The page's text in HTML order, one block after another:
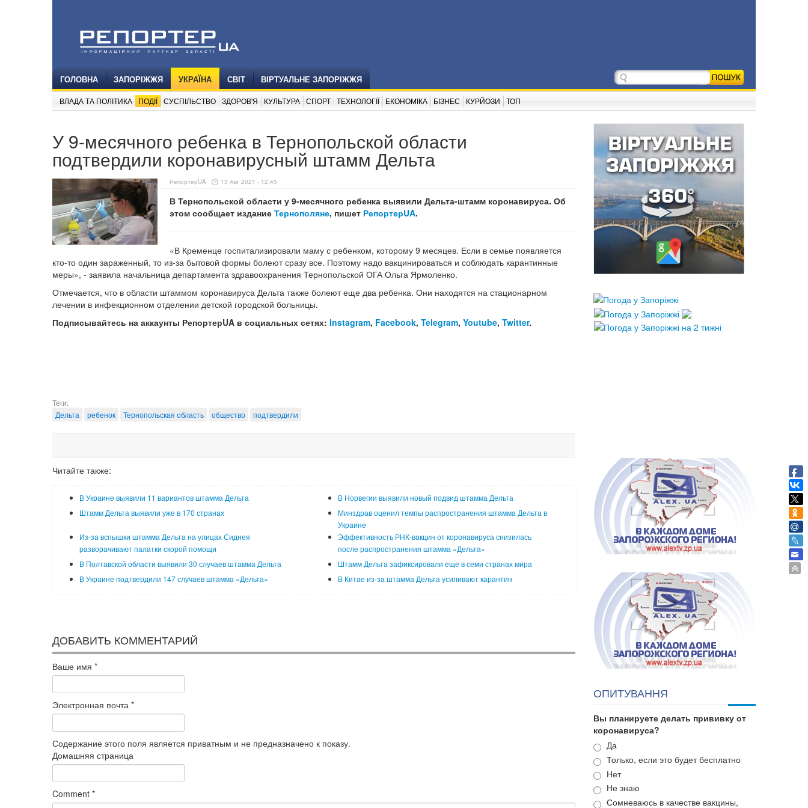
ГОЛОВНА ЗАПОРІЖЖЯ УКРАЇНА СВІТ ВІРТУАЛЬНЕ ЗАПОРІЖЖЯ
ВЛАДА ТА ПОЛІТИКА ПОДІЇ СУСПІЛЬСТВО ЗДОРОВ'Я КУЛЬТУРА СПОРТ ТЕХНОЛОГІЇ ЕКОНОМІКА БІЗНЕС КУРЙОЗИ ТОП
У 9-месячного ребенка в Тернопольской области
подтвердили коронавирусный штамм Дельта
РепортерUA 13 Авг 2021 - 12:45
В Тернопольской области у 9-месячного ребенка выявили Дельта-штамм коронавируса. Об
этом сообщает издание Тернополяне, пишет РепортерUA.
«В Кременце госпитализировали маму с ребенком, которому 9 месяцев. Если в семье появляется
кто-то один зараженный, то из-за бытовой формы болеют сразу все. Поэтому надо вакцинироваться и соблюдать карантинные
меры», - заявила начальница департамента здравоохранения Тернопольской ОГА Ольга Ярмоленко.
Отмечается, что в области штаммом коронавируса Дельта также болеют еще два ребенка. Они находятся на стационарном
лечении в инфекционном отделении детской городской больницы.
Подписывайтесь на аккаунты РепортерUA в социальных сетях: Instagram, Facebook, Telegram, Youtube, Twitter.
Теги:
Дельта
ребенок Тернопольская область общество подтвердили
Читайте также:
В Украине выявили 11 вариантов штамма Дельта
В Норвегии выявили новый подвид штамма Дельта
Штамм Дельта выявили уже в 170 странах
Минздрав оценил темпы распространения штамма Дельта в
Украине
Из-за вспышки штамма Дельта на улицах Сиднея
разворачивают палатки скорой помощи
Эффективность РНК-вакцин от коронавируса снизилась
после распространения штамма «Дельта»
В Полтавской области выявили 30 случаев штамма Дельта
Штамм Дельта зафиксировали еще в семи странах мира
В Украине подтвердили 147 случаев штамма «Дельта»
В Китае из-за штамма Дельта усиливают карантин
ДОБАВИТЬ КОММЕНТАРИЙ
Ваше имя *
Электронная почта *
Содержание этого поля является приватным и не предназначено к показу.
Домашняя страница
Comment *
ОПИТУВАННЯ
Вы планируете делать прививку от
коронавируса?
Варианты
Да
Только, если это будет бесплатно
Нет
Не знаю
Сомневаюсь в качестве вакцины,